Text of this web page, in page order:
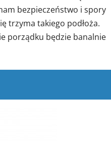
bezpieczeństwo i spory
trzyma takiego podłoża.
porządku będzie banalnie